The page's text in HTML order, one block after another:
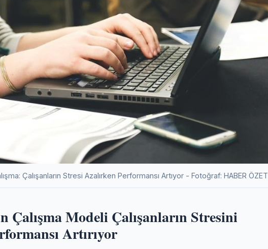
Çalışanların Stresi Azalırken Performansı Artıyor - Fotoğraf: HABER ÖZET
Çalışma Modeli Çalışanların Stresini
Artırıyor